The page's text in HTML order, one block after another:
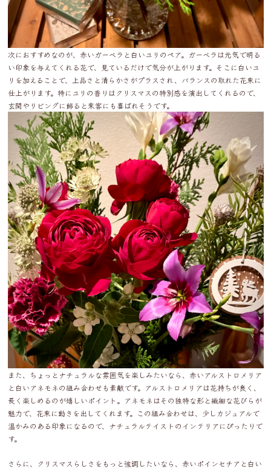
次におすすめなのが、赤いガーベラと白いユリのペア。ガーベラは元気で明る
い印象を与えてくれる花で、見ているだけで気分が上がります。そこに白いユ
リを加えることで、上品さと清らかさがプラスされ、バランスの取れた花束に
仕上がります。特にユリの香りはクリスマスの特別感を演出してくれるので、
玄関やリビングに飾ると来客にも喜ばれそうです。
また、ちょっとナチュラルな雰囲気を楽しみたいなら、赤いアルストロメリア
と白いアネモネの組み合わせも素敵です。アルストロメリアは花持ちが良く、
長く楽しめるのが嬉しいポイント。アネモネはその独特な形と繊細な花びらが
魅力で、花束に動きを出してくれます。この組み合わせは、少しカジュアルで
温かみのある印象になるので、ナチュラルテイストのインテリアにぴったりで
す。
さらに、クリスマスらしさをもっと強調したいなら、赤いポインセチアと白い